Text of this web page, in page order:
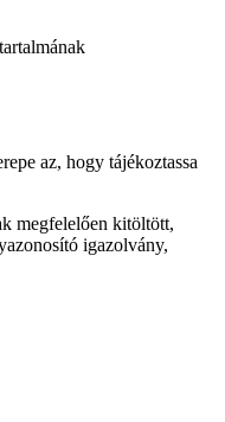
az, hogy tájékoztassa
megfelelően kitöltött,
igazolvány,